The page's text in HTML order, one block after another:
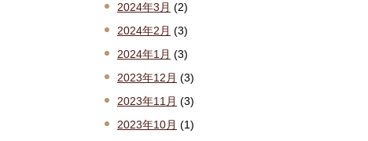
2024年3月 (2)
2024年2月 (3)
2024年1月 (3)
2023年12月 (3)
2023年11月 (3)
2023年10月 (1)